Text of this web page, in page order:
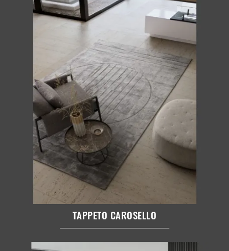
TAPPETO CAROSELLO